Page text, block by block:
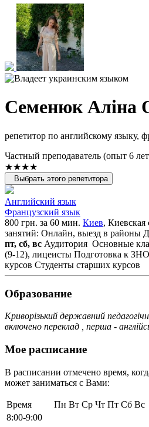
Семенюк Аліна
репетитор по английскому языку,
Частный преподаватель (опыт 6
★★★★
Выбрать этого репетитора
Английский язык
Французский язык
800 грн. за 60 мин. Киев, Киевская
занятий: Онлайн, выезд в районы
пт, сб, вс Аудитория Основные
(9-12), лицеисты Подготовка к ЗНО
курсов Студенты старших курсов
Образование
Криворізький державний
включено переклад , перша -
Мое расписание
В расписании отмечено время,
может заниматься с Вами:
Время Пн Вт Ср Чт Пт Сб Вс
8:00-9:00